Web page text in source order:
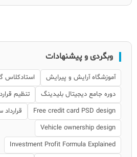
وبگردی و پیشنهادات
آموزشگاه آرایش و پیرایش
استادکلاس
دوره جامع دیجیتال بلیدینگ
تنظیم
Free credit card PSD design
Vehicle ownership design
Investment Profit Formula Explained